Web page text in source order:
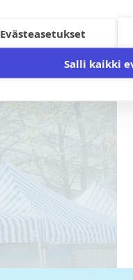
Evästeasetukset
Salli kaikki